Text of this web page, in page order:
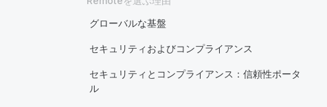
グローバルな基盤
セキュリティおよびコンプライアンス
セキュリティとコンプライアンス：信頼性ポータ
ル